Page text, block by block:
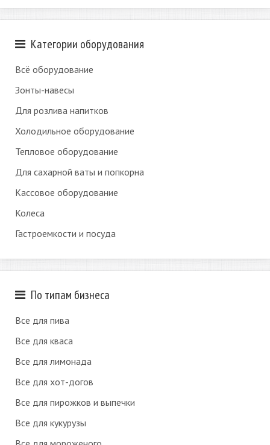
Категории оборудования
Всё оборудование
Зонты-навесы
Для розлива напитков
Холодильное оборудование
Тепловое оборудование
Для сахарной ваты и попкорна
Кассовое оборудование
Колеса
Гастроемкости и посуда
По типам бизнеса
Все для пива
Все для кваса
Все для лимонада
Все для хот-догов
Все для пирожков и выпечки
Все для кукурузы